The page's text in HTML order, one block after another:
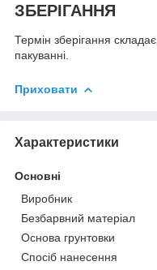
ЗБЕРІГАННЯ
Термін зберігання
пакуванні.
Приховати
Характеристики
Основні
Виробник
Безбарвний матеріал
Основа грунтовки
Спосіб нанесення